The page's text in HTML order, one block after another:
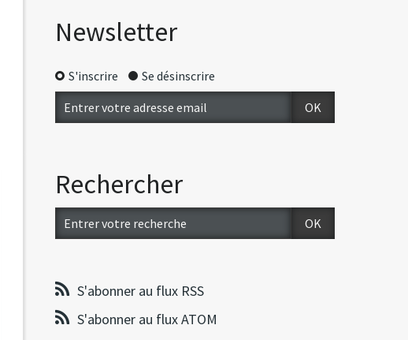
Newsletter
S'inscrire Se désinscrire
Rechercher
S'abonner au flux RSS
S'abonner au flux ATOM